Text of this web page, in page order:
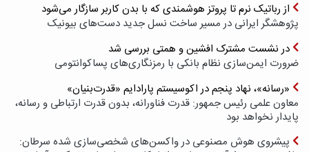
از رباتیک نرم تا پروتز هوشمندی که با بدن کاربر سازگار می‌شود
پژوهشگر ایرانی در مسیر ساخت نسل جدید دست‌های بیونیک
در نشست مشترک افشین و همتی بررسی شد
ضرورت ایمن‌سازی نظام بانکی با رمزنگاری‌های پسا‌کوانتومی
«رسانه»، نهاد پنجم در اکوسیستم پارادایم «قدرت‌بنیان»
معاون علمی رئیس جمهور: قدرت فناورانه، بدون قدرت ارتباطی و رسانه،
پایدار نخواهد بود
پیشروی هوش مصنوعی در واکسن‌های شخصی‌سازی شده سرطان: